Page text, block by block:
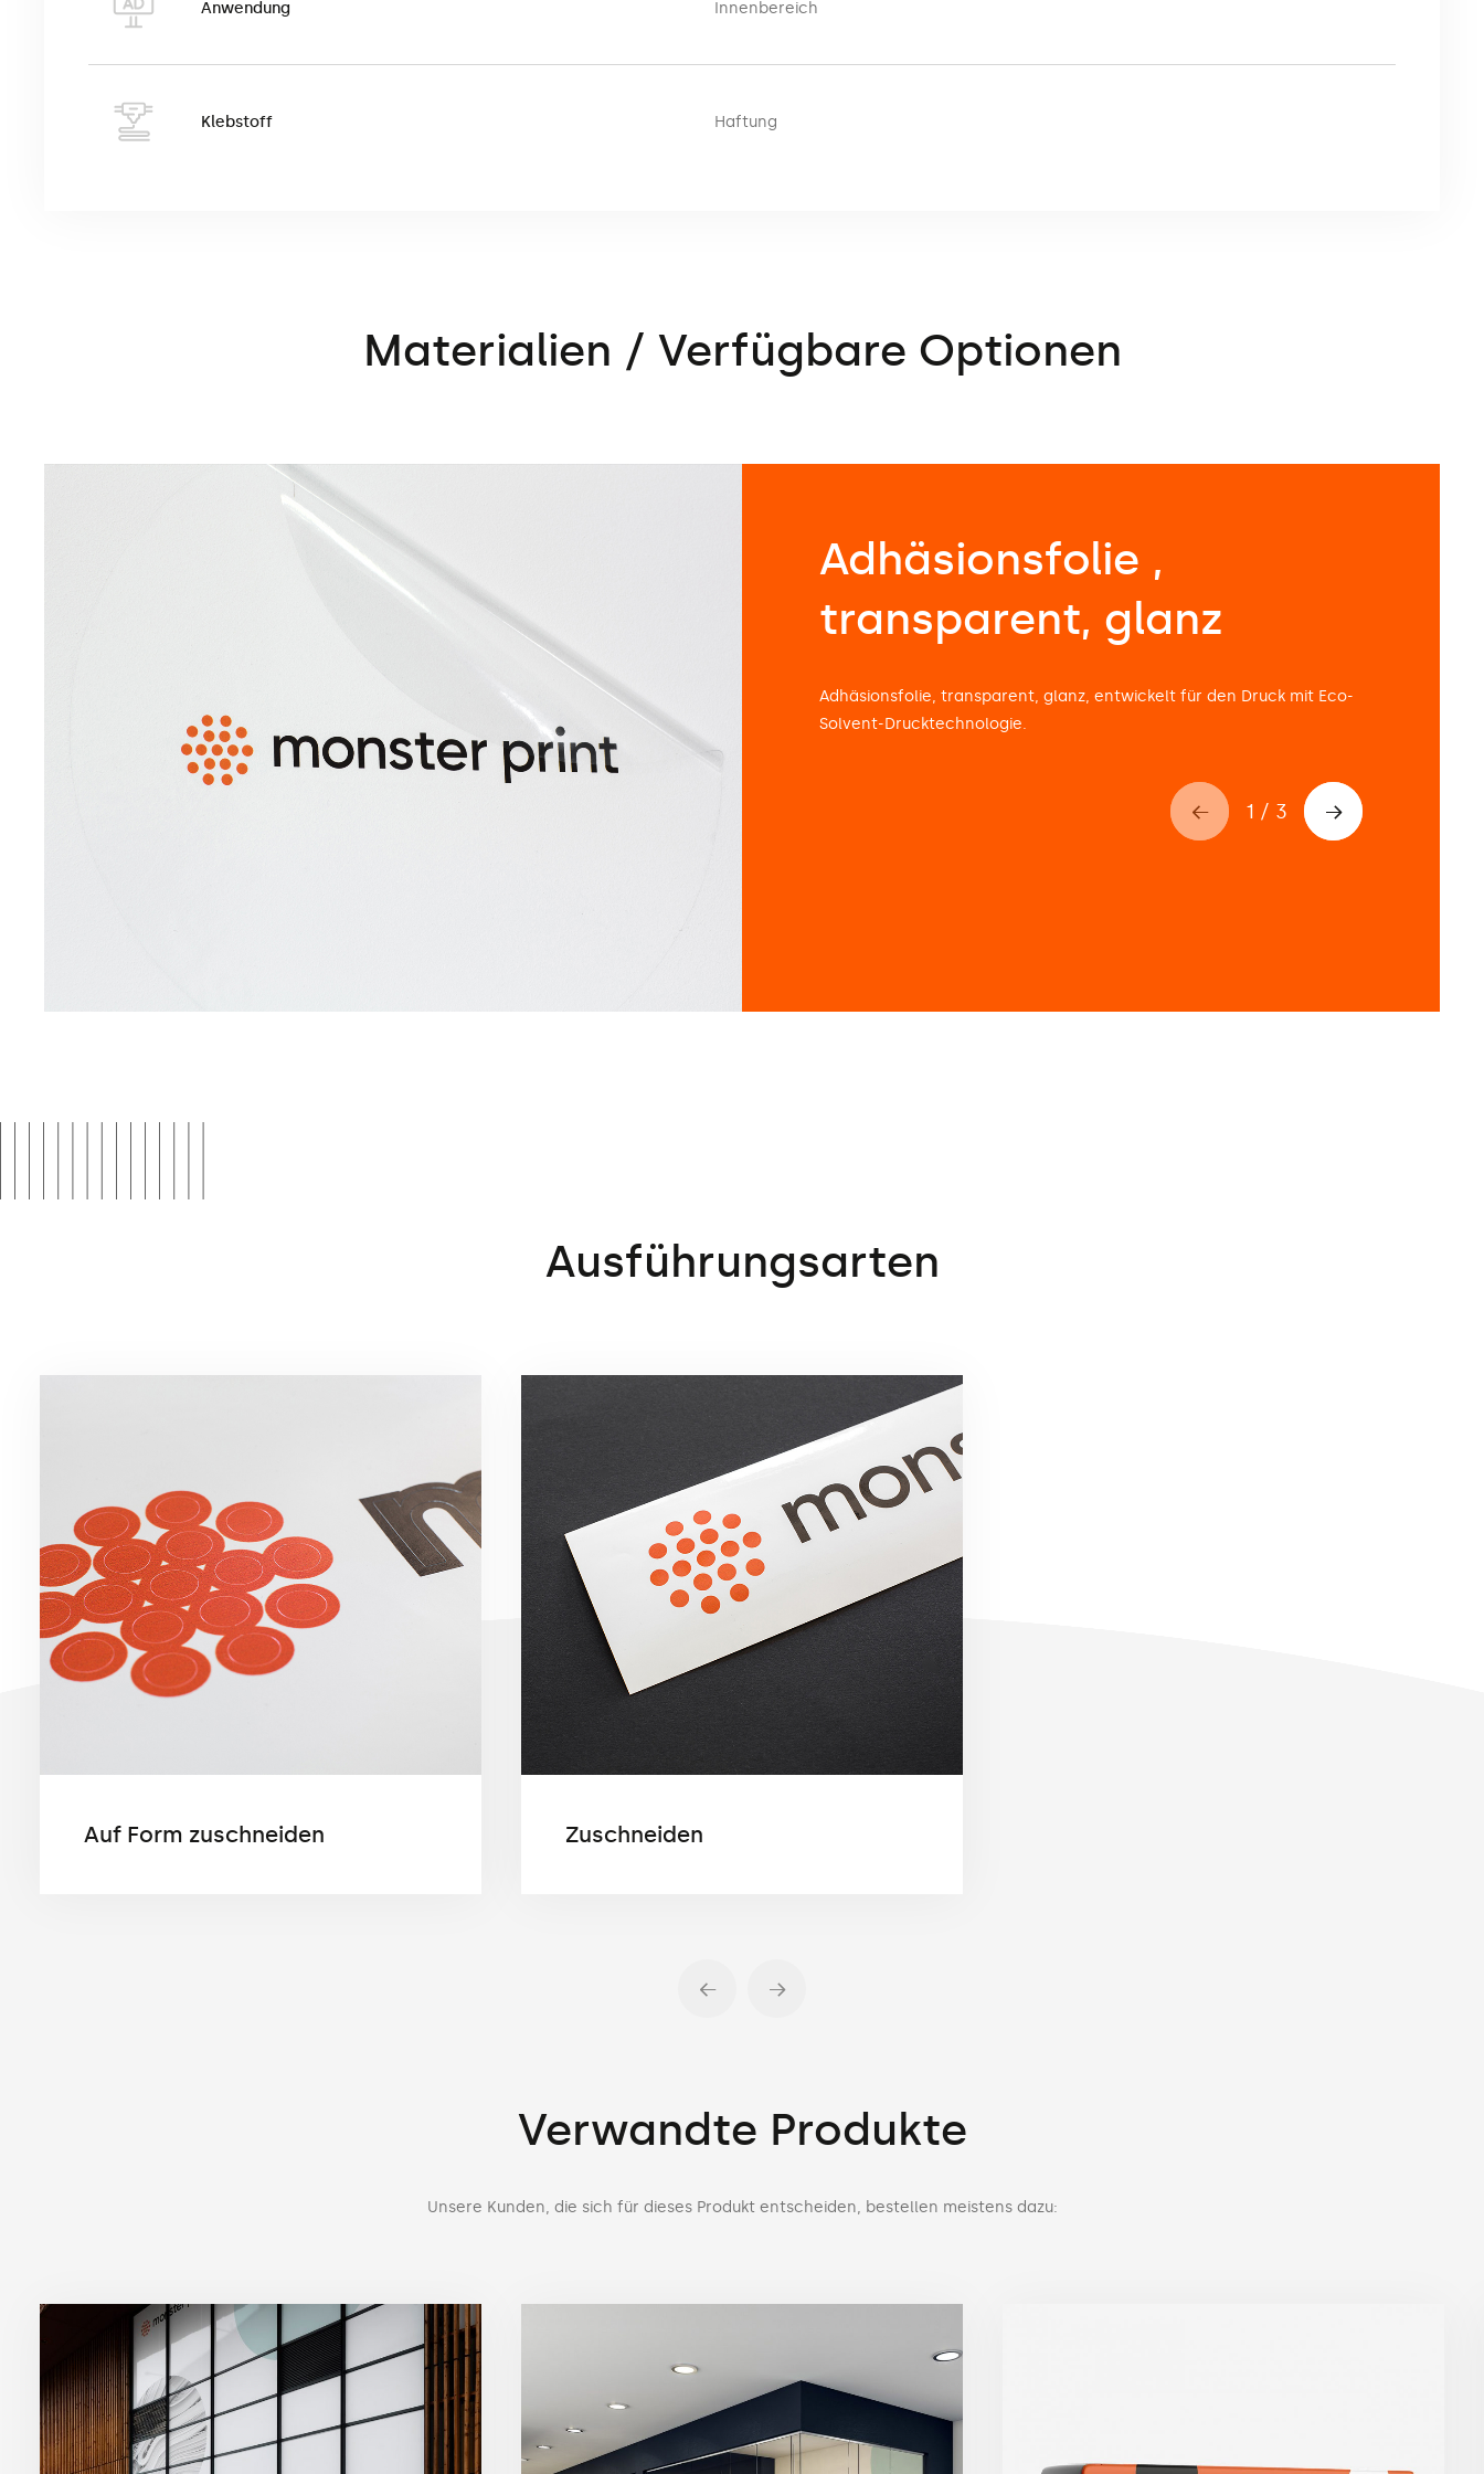
beträgt 152 cm.Anwendung Innenbereich
Klebstoff Haftung
Materialien / Verfügbare Optionen
Adhäsionsfolie ,
transparent, glanz
Adhäsionsfolie, transparent, glanz, entwickelt für den Druck mit Eco-
Solvent-Drucktechnologie.
1 / 3
Ausführungsarten
Auf Form zuschneiden Zuschneiden
Verwandte Produkte
Unsere Kunden, die sich für dieses Produkt entscheiden, bestellen meistens dazu: